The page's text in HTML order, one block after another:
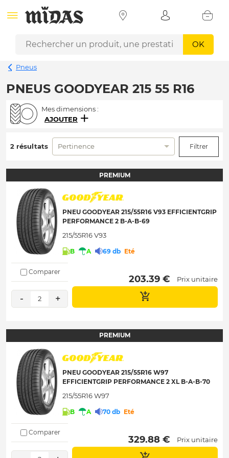
OK
Pneus
PNEUS GOODYEAR 215 55 R16
Mes dimensions :
AJOUTER
2 résultats Pertinence Filtrer
PREMIUM
PNEU GOODYEAR 215/55R16 V93 EFFICIENTGRIP
PERFORMANCE 2 B-A-B-69
215/55R16 V93
B A 69 db Eté
Comparer
- 2 +
203.39 € Prix unitaire
PREMIUM
PNEU GOODYEAR 215/55R16 W97
EFFICIENTGRIP PERFORMANCE 2 XL B-A-B-70
215/55R16 W97
B A 70 db Eté
Comparer
329.88 € Prix unitaire